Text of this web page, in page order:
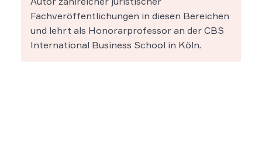
Fachveröffentlichungen in diesen Bereichen
und lehrt als Honorarprofessor an der CBS
International Business School in Köln.